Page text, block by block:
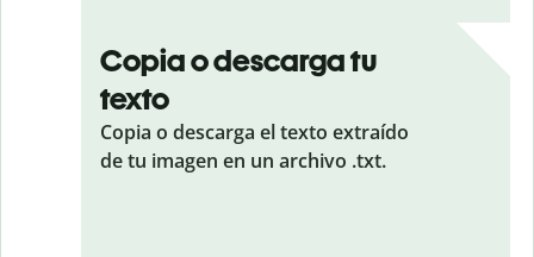
Copia o descarga tu
texto
Copia o descarga el texto extraído
de tu imagen en un archivo .txt.